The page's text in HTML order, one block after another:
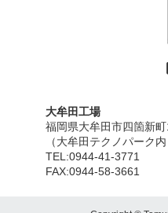
大牟田工場
福岡県大牟田市四箇新
（大牟田テクノパーク
TEL:0944-41-3771
FAX:0944-58-3661